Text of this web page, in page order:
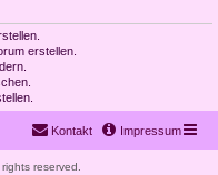
erstellen.
Impressum
Kontakt
reserved.